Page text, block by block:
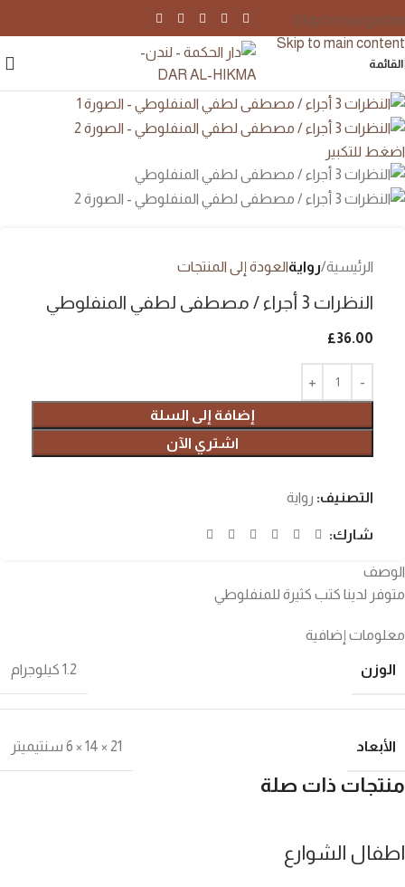
Skip to navigation
Skip to main content
القائمة
اضغط للتكبير
الرئيسية روايةالعودة إلى المنتجات
النظرات 3 أجراء / مصطفى لطفي المنفلوطي
£36.00
إضافة إلى السلة
اشتري الآن
التصنيف: رواية
شارك:
الوصف
متوفر لدينا كتب كثيرة للمنفلوطي
معلومات إضافية
الوزن 1.2 كيلوجرام
الأبعاد 21 × 14 × 6 سنتيميتر
منتجات ذات صلة
اطفال الشوارع